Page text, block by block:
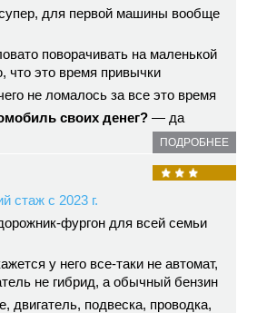
для первой машины вообще
поворачивать на маленькой
что это время привычки
не ломалось за все это время
своих денег? — да
ПОДРОБНЕЕ
стаж с 2023 г.
фургон для всей семьи
у него все-таки не автомат,
не гибрид, а обычный бензин
двигатель, подвеска, проводка,